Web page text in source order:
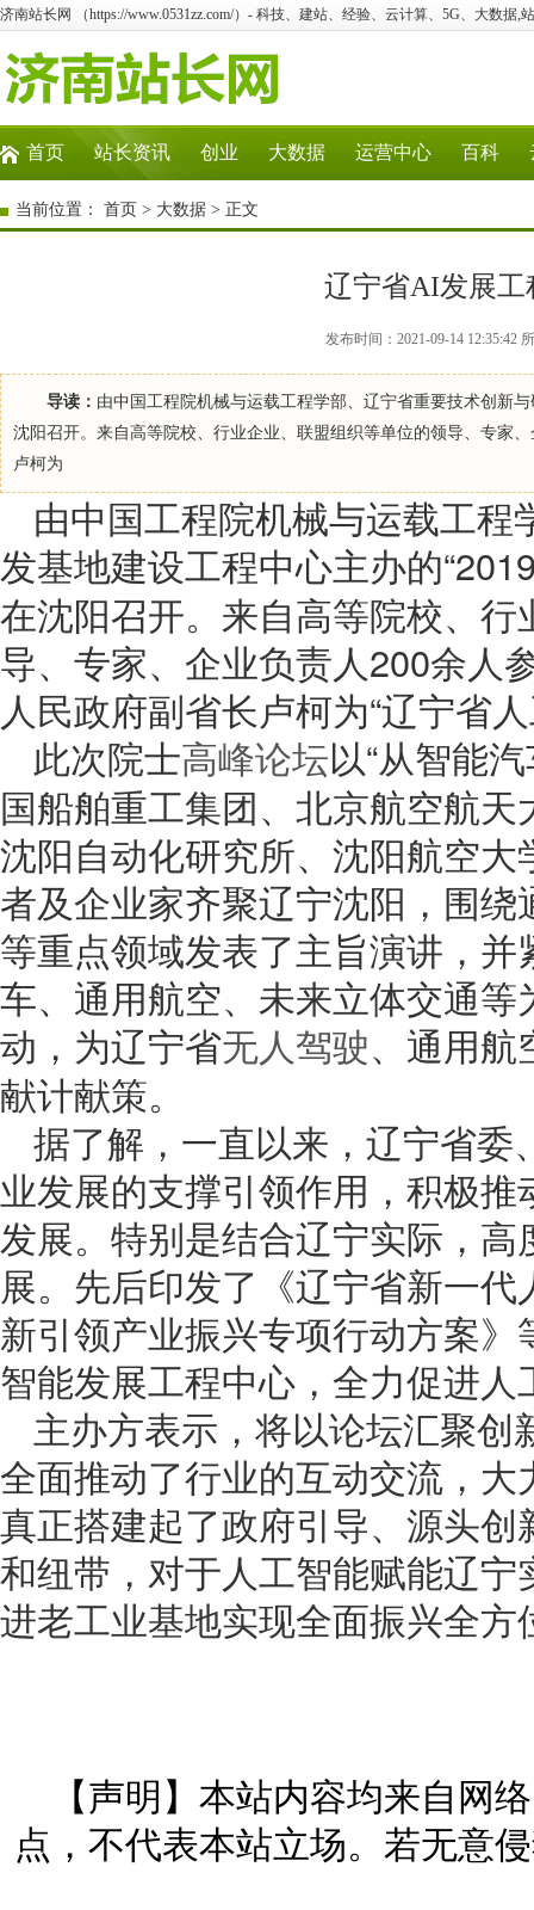
济南站长网 （https://www.0531zz.com/）- 科技、建站、经验、云计算、5G、大数据,
首页 站长资讯 创业 大数据 运营中心 百科
当前位置： 首页 > 大数据 > 正文
辽宁省AI发展工
发布时间：2021-09-14 12:35:42
导读： 由中国工程院机械与运载工程学部、辽宁省重要技术创新
沈阳召开。来自高等院校、行业企业、联盟组织等单位的领导、专家
卢柯为
由中国工程院机械与运载工
发基地建设工程中心主办的
在沈阳召开。来自高等院校、
导、专家、企业负责人200余人
人民政府副省长卢柯为“辽宁省
此次院士高峰论坛以“从智能
国船舶重工集团、北京航空航
沈阳自动化研究所、沈阳航空
者及企业家齐聚辽宁沈阳，围
等重点领域发表了主旨演讲，
车、通用航空、未来立体交通
动，为辽宁省无人驾驶、通用航
献计献策。
据了解，一直以来，辽宁省
业发展的支撑引领作用，积极
发展。特别是结合辽宁实际，
展。先后印发了《辽宁省新一
新引领产业振兴专项行动方案
智能发展工程中心，全力促进
主办方表示，将以论坛汇聚
全面推动了行业的互动交流，
真正搭建起了政府引导、源头
和纽带，对于人工智能赋能辽
进老工业基地实现全面振兴全
【声明】本站内容均来自网
点，不代表本站立场。若无意